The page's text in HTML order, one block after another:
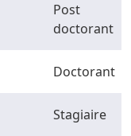
Post
doctorant
Doctorant
Stagiaire